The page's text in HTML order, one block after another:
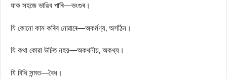
যাক সহজে ভাঙিব পাৰি—ভংগুৰ।
যি কোনো কাম কৰিব নোৱাৰে—অকৰ্মণ্য, অসাঁঠন।
যি কথা কোৱা উচিত নহয়—অকথনীয়, অকথ্য।
যি বিধি সন্মত—বৈধ।